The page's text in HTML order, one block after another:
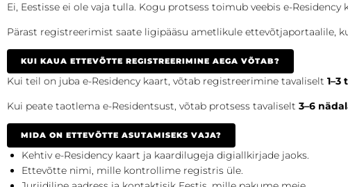
Ei, Eestisse ei ole vaja tulla. Kogu protsess toimub veebis e-
Pärast registreerimist saate ligipääsu ametlikule ettevõtjaportaalile,
KUI KAUA ETTEVÕTTE REGISTREERIMINE AEGA VÕTAB?
Kui teil on juba e-Residency kaart, võtab registreerimine tavaliselt 1–3
Kui peate taotlema e-Residentsust, võtab protsess tavaliselt 3–6
MIDA ON ETTEVÕTTE ASUTAMISEKS VAJA?
Kehtiv e-Residency kaart ja kaardilugeja digiallkirjade jaoks.
Ettevõtte nimi, mille kontrollime registris üle.